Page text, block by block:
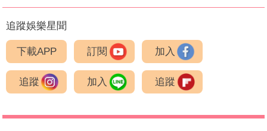
追蹤娛樂星聞
下載APP 訂閱 加入
追蹤 加入 追蹤